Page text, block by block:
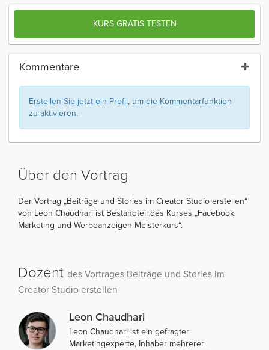
KURS GRATIS TESTEN
Kommentare
Erstellen Sie jetzt ein Profil, um die Kommentarfunktion
zu aktivieren.
Über den Vortrag
Der Vortrag „Beiträge und Stories im Creator Studio erstellen“
von Leon Chaudhari ist Bestandteil des Kurses „Facebook
Marketing und Werbeanzeigen Meisterkurs“.
Dozent des Vortrages Beiträge und Stories im
Creator Studio erstellen
Leon Chaudhari
Leon Chaudhari ist ein gefragter
Marketingexperte, Inhaber mehrerer